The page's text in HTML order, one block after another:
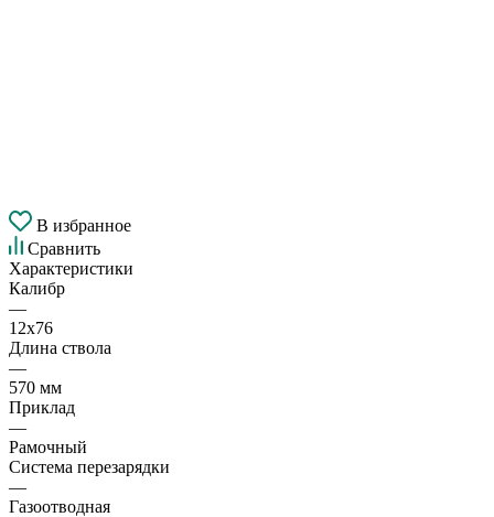
В избранное
Сравнить
Характеристики
Калибр
—
12х76
Длина ствола
—
570 мм
Приклад
—
Рамочный
Система перезарядки
—
Газоотводная